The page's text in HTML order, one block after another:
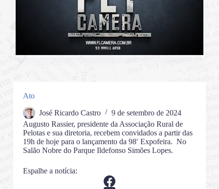
Ato
José Ricardo Castro
9 de setembro de 2024
Augusto Rassier, presidente da Associação Rural de
Pelotas e sua diretoria, recebem convidados a partir das
19h de hoje para o lançamento da 98′ Expofeira. No
Salão Nobre do Parque Ildefonso Simões Lopes.
Espalhe a notícia: